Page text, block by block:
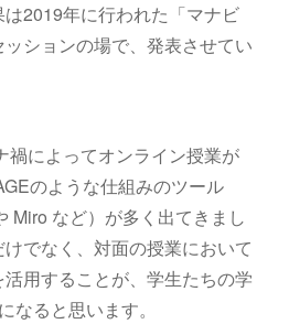
2019年に行われた「マナビ
ションの場で、発表させてい
によってオンライン授業が
のような仕組みのツール
Miro など）が多く出てきまし
でなく、対面の授業において
用することが、学生たちの学
なると思います。